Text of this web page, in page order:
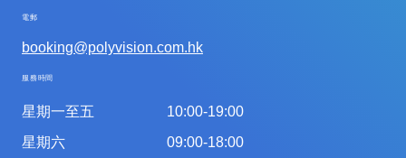
電郵
booking@polyvision.com.hk
服務時間
星期一至五
星期六
10:00-19:00
09:00-18:00